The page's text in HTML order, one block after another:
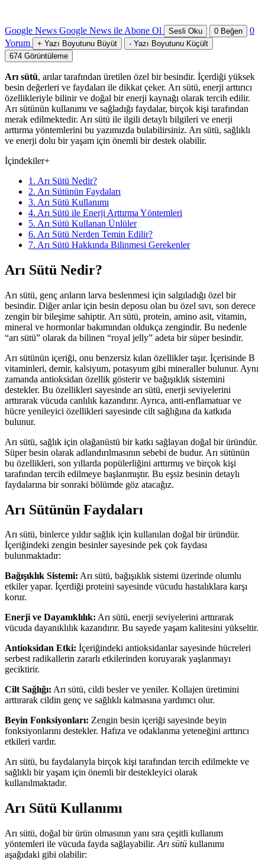
Google News Google News ile Abone Ol Sesli Oku 0 Beğen
0
Yorum
+ Yazı Boyutunu Büyüt - Yazı Boyutunu Küçült
674 Görüntüleme
Arı sütü, arılar tarafından üretilen özel bir besindir. İçerdiği yüksek
besin değerleri ve faydaları ile dikkat çeker. Arı sütü, enerji arttırıcı
özellikleriyle bilinir ve doğal bir enerji kaynağı olarak tercih edilir.
Arı sütünün kullanımı ve sağladığı faydalar, birçok kişi tarafından
merak edilmektedir. Arı sütü ile ilgili detaylı bilgileri ve enerji
arttırma yöntemlerini bu yazımızda bulabilirsiniz. Arı sütü, sağlıklı
ve enerji dolu bir yaşam için önemli bir destek olabilir.
İçindekiler+
1. Arı Sütü Nedir?
2. Arı Sütünün Faydaları
3. Arı Sütü Kullanımı
4. Arı Sütü ile Enerji Arttırma Yöntemleri
5. Arı Sütü Kullanan Ünlüler
6. Arı Sütü Nerden Temin Edilir?
7. Arı Sütü Hakkında Bilinmesi Gerekenler
Arı Sütü Nedir?
Arı sütü, genç arıların larva beslenmesi için salgıladığı özel bir
besindir. Diğer arılar için besin deposu olan bu özel sıvı, son derece
zengin bir bileşime sahiptir. Arı sütü, protein, amino asit, vitamin,
mineral ve hormonlar bakımından oldukça zengindir. Bu nedenle
“arı sütü” olarak da bilinen “royal jelly” adeta bir süper besindir.
Arı sütünün içeriği, onu benzersiz kılan özellikler taşır. İçerisinde B
vitaminleri, demir, kalsiyum, potasyum gibi mineraller bulunur. Aynı
zamanda antioksidan özellik gösterir ve bağışıklık sistemini
destekler. Bu özellikleri sayesinde arı sütü, enerji seviyelerini
arttırarak vücuda canlılık kazandırır. Ayrıca, anti-enflamatuar ve
hücre yenileyici özellikleri sayesinde cilt sağlığına da katkıda
bulunur.
Arı sütü, sağlık için olağanüstü bir katkı sağlayan doğal bir üründür.
Süper besin olarak adlandırılmasının sebebi de budur. Arı sütünün
bu özellikleri, son yıllarda popülerliğini arttırmış ve birçok kişi
tarafından tercih edilmeye başlanmıştır. Bu eşsiz besinin detaylı
faydalarına bir sonraki bölümde göz atacağız.
Arı Sütünün Faydaları
Arı sütü, binlerce yıldır sağlık için kullanılan doğal bir üründür.
İçeriğindeki zengin besinler sayesinde pek çok faydası
bulunmaktadır:
Bağışıklık Sistemi: Arı sütü, bağışıklık sistemi üzerinde olumlu
etkiler yapar. İçerdiği proteini sayesinde vücudu hastalıklara karşı
korur.
Enerji ve Dayanıklılık: Arı sütü, enerji seviyelerini arttırarak
vücuda dayanıklılık kazandırır. Bu sayede yaşam kalitesini yükseltir.
Antioksidan Etki: İçeriğindeki antioksidanlar sayesinde hücreleri
serbest radikallerin zararlı etkilerinden koruyarak yaşlanmayı
geciktirir.
Cilt Sağlığı: Arı sütü, cildi besler ve yeniler. Kollajen üretimini
arttırarak cildin genç ve sağlıklı kalmasına yardımcı olur.
Beyin Fonksiyonları: Zengin besin içeriği sayesinde beyin
fonksiyonlarını destekler. Hafıza ve odaklanma yeteneğini arttırıcı
etkileri vardır.
Arı sütü, bu faydalarıyla birçok kişi tarafından tercih edilmekte ve
sağlıklı bir yaşam için önemli bir destekleyici olarak
kullanılmaktadır.
Arı Sütü Kullanımı
Arı sütü, doğal bir ürün olmasının yanı sıra çeşitli kullanım
yöntemleri ile vücuda fayda sağlayabilir. Arı sütü kullanımı
aşağıdaki gibi olabilir: